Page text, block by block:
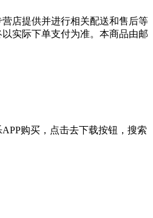
店提供并进行相关配送和售后等
实际下单支付为准。本商品由邮
购买，点击去下载按钮，搜索